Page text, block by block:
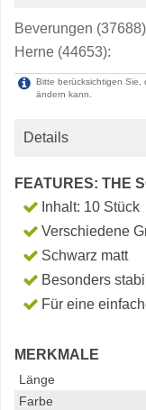
Beverungen
Herne (44653):
Bitte berücksichtigen Sie,
ändern kann.
Details
FEATURES: THE
Inhalt: 10 Stück
Verschiedene
Schwarz matt
Besonders stabil
Für eine
MERKMALE
Länge
Farbe